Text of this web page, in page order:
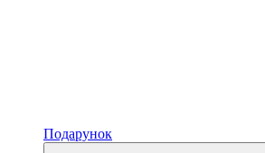
Подарунок